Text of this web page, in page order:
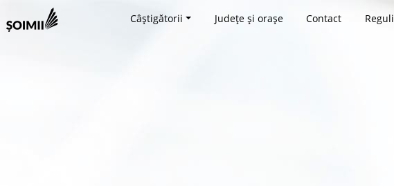
Câștigătorii Județe și orașe Contact Reguli